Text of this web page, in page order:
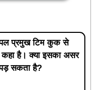
एपल प्रमुख टिम कुक से
है। क्या इसका असर
पड़ सकता है?